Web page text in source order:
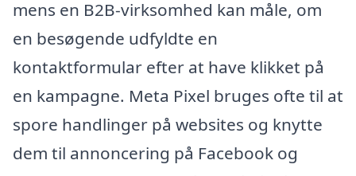
mens en B2B-virksomhed kan måle, om
en besøgende udfyldte en
kontaktformular efter at have klikket på
en kampagne. Meta Pixel bruges ofte til at
spore handlinger på websites og knytte
dem til annoncering på Facebook og